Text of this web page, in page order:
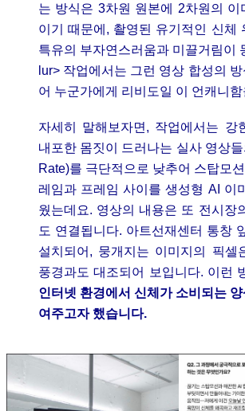
는 방식은 3차원 원본에 2차원의 이
이기 때문에, 촬영된 유기적인 신체
특유의 부자연스러움과 미끌거림이
lur> 작업에서는 그런 영상 합성의
어 누군가에게 리비도일 이 언캐니
자세히 말해보자면, 작업에서는 강
내포한 몸짓이 드러나는 실사 영상
Rate)를 극단적으로 낮추어 스탑모
레임과 프레임 사이를 생성형 AI 이
웠는데요. 영상의 내용은 또 전시장
도 연결됩니다. 아트선재센터 통창
설치되어, 뭉개지는 이미지의 픽셀
풍경과도 대조되어 보입니다. 이런
인터넷 환경에서 신체가 소비되는
여주고자 했습니다.